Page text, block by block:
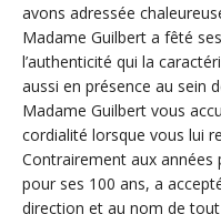
avons adressée
Madame Guilbert a fêté
l’authenticité qui la
aussi en présence au sein
Madame Guilbert vous
cordialité lorsque vous lui
Contrairement aux années
pour ses 100 ans, a
direction et au nom de